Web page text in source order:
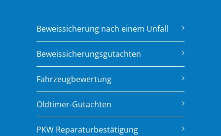
Beweissicherung nach einem Unfall
Beweissicherungsgutachten
Fahrzeugbewertung
Oldtimer-Gutachten
PKW Reparaturbestätigung